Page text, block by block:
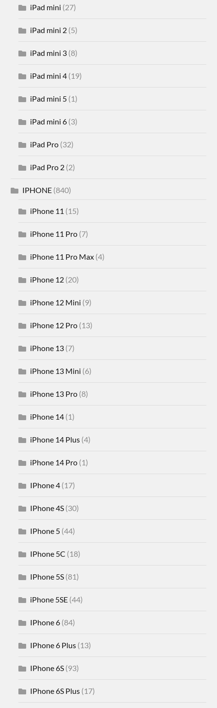
iPad mini (27)
iPad mini 2 (5)
iPad mini 3 (8)
iPad mini 4 (19)
iPad mini 5 (1)
iPad mini 6 (3)
iPad Pro (32)
iPad Pro 2 (2)
IPHONE (840)
iPhone 11 (15)
iPhone 11 Pro (7)
iPhone 11 Pro Max (4)
iPhone 12 (20)
iPhone 12 Mini (9)
iPhone 12 Pro (13)
iPhone 13 (7)
iPhone 13 Mini (6)
iPhone 13 Pro (8)
iPhone 14 (1)
iPhone 14 Plus (4)
iPhone 14 Pro (1)
IPhone 4 (17)
IPhone 4S (30)
IPhone 5 (44)
IPhone 5C (18)
IPhone 5S (81)
iPhone 5SE (44)
IPhone 6 (84)
IPhone 6 Plus (13)
IPhone 6S (93)
IPhone 6S Plus (17)